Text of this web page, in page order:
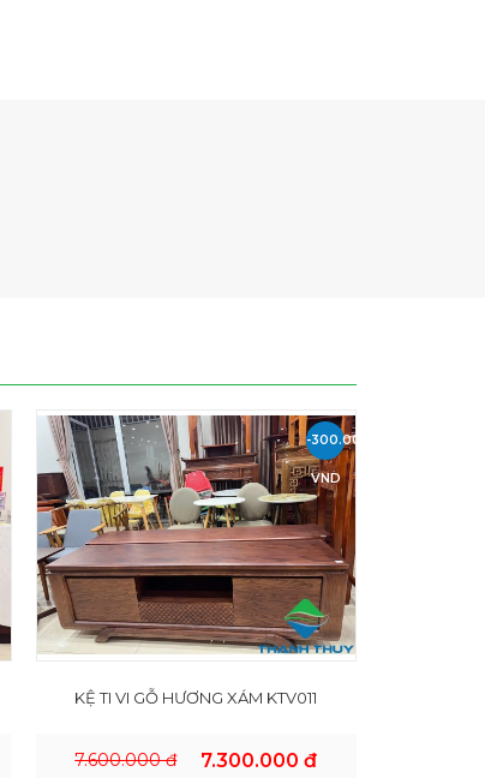
-300.000
VND
KỆ TI VI GỖ HƯƠNG XÁM KTV011
7.600.000 đ 7.300.000 đ